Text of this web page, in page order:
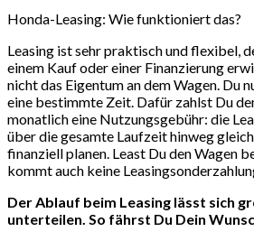
Honda-Leasing: Wie funktioniert das?
Leasing ist sehr praktisch und flexibel,
einem Kauf oder einer Finanzierung
nicht das Eigentum an dem Wagen. Du
eine bestimmte Zeit. Dafür zahlst Du
monatlich eine Nutzungsgebühr: die
über die gesamte Laufzeit hinweg
finanziell planen. Least Du den Wagen
kommt auch keine
Der Ablauf beim Leasing lässt sich
unterteilen. So fährst Du Dein